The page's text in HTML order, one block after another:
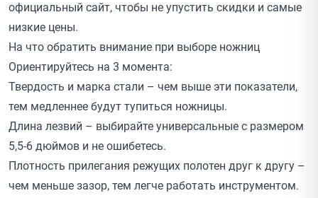
официальный сайт, чтобы не упустить скидки и самые
низкие цены.
На что обратить внимание при выборе ножниц
Ориентируйтесь на 3 момента:
Твердость и марка стали – чем выше эти показатели,
тем медленнее будут тупиться ножницы.
Длина лезвий – выбирайте универсальные с размером
5,5-6 дюймов и не ошибетесь.
Плотность прилегания режущих полотен друг к другу –
чем меньше зазор, тем легче работать инструментом.